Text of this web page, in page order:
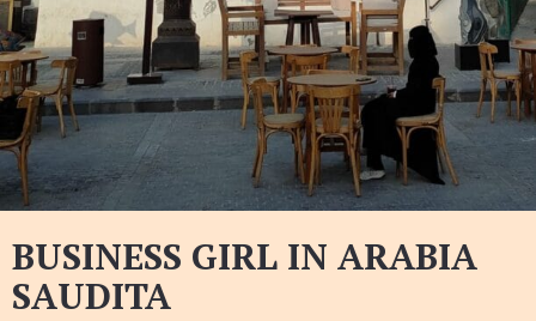
BUSINESS GIRL IN ARABIA
SAUDITA